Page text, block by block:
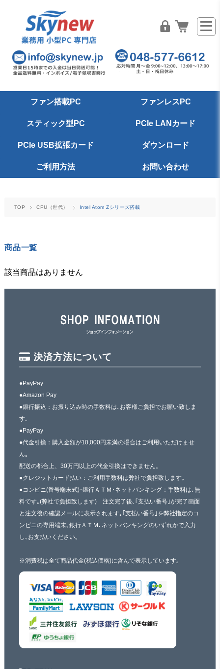
ファン搭載PC ファンレスPC
スティック型PC PCIe LANカード
PCIe USB拡張カード ダウンロード
ご利用方法 お問い合わせ
TOP CPU（世代） Intel Atom Zシリーズ搭載
商品一覧
該当商品はありません
決済方法について
●PayPay
●Amazon Pay
●銀行振込：お振り込み時の手数料は､お客様ご負担でお願い致しま
す｡
●PayPay
●代金引換：購入金額が10,000円未満の場合はご利用いただけませ
ん｡
配送の都合上、30万円以上の代金引換はできません。
●クレジットカード払い：ご利用手数料は弊社で負担致します｡
●コンビニ(番号端末式)･銀行ＡＴＭ･ネットバンキング：手数料は､無
料です｡(弊社で負担致します) 注文完了後､｢支払い番号｣が完了画面
と注文後の確認メールに表示されます｡｢支払い番号｣を弊社指定のコ
ンビニの専用端末､銀行ＡＴＭ､ネットバンキングのいずれかで入力
し､お支払いください｡
※消費税は全て商品代金(税込価格)に含んで表示しています｡